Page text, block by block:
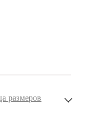
размеров